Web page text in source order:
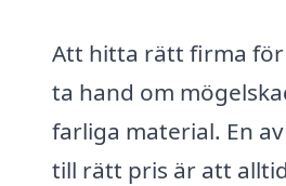
Att hitta rätt firma för
ta hand om
farliga material. En
till rätt pris är att